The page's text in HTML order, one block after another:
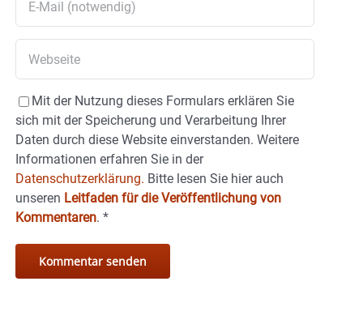
Mit der Nutzung dieses Formulars erklären Sie
sich mit der Speicherung und Verarbeitung Ihrer
Daten durch diese Website einverstanden. Weitere
Informationen erfahren Sie in der
Datenschutzerklärung. Bitte lesen Sie hier auch
unseren Leitfaden für die Veröffentlichung von
Kommentaren. *